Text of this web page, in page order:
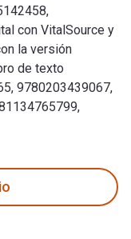
con VitalSource y
la versión
de texto
9780203439067,